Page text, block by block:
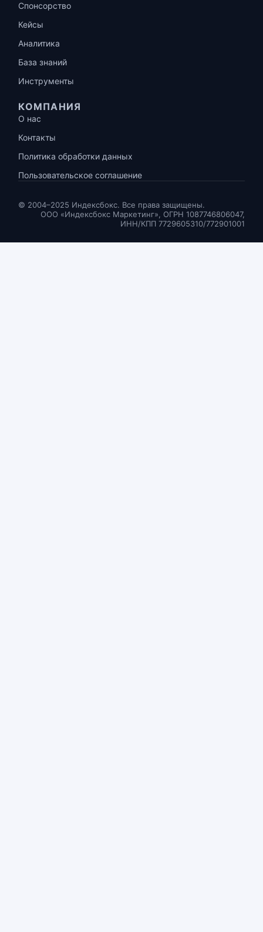
Спонсорство
Кейсы
Аналитика
База знаний
Инструменты
КОМПАНИЯ
О нас
Контакты
Политика обработки данных
Пользовательское соглашение
© 2004–2025 Индексбокс. Все права защищены.
ООО «Индексбокс Маркетинг», ОГРН 1087746806047,
ИНН/КПП 7729605310/772901001